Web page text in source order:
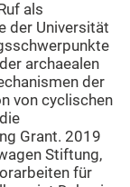
als
der Universität
archaealen
der
von cyclischen
Grant. 2019
Stiftung,
für